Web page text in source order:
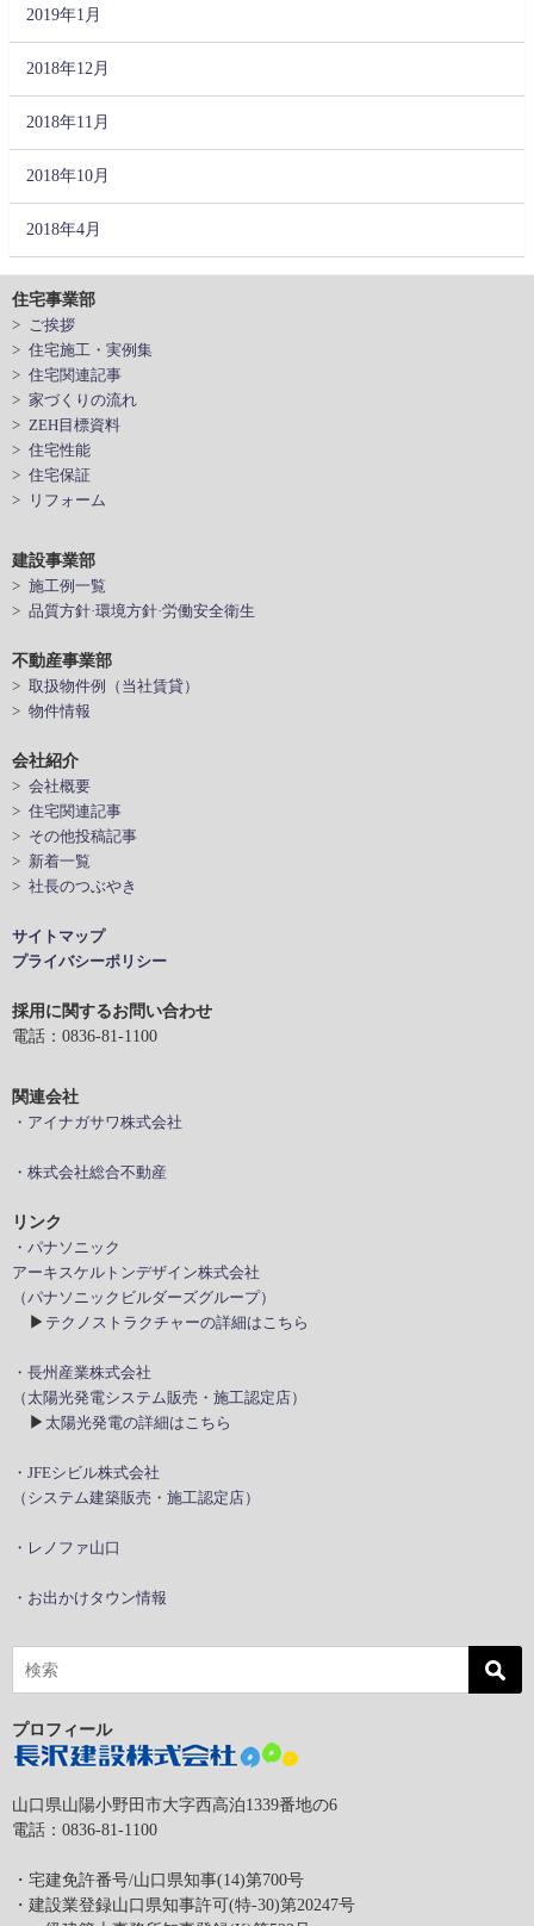
2019年1月
2018年12月
2018年11月
2018年10月
2018年4月
住宅事業部
> ご挨拶
> 住宅施工・実例集
> 住宅関連記事
> 家づくりの流れ
> ZEH目標資料
> 住宅性能
> 住宅保証
> リフォーム
建設事業部
> 施工例一覧
> 品質方針·環境方針·労働安全衛生
不動産事業部
> 取扱物件例（当社賃貸）
> 物件情報
会社紹介
> 会社概要
> 住宅関連記事
> その他投稿記事
> 新着一覧
> 社長のつぶやき
サイトマップ
プライバシーポリシー
採用に関するお問い合わせ
電話：0836-81-1100
関連会社
・アイナガサワ株式会社
・株式会社総合不動産
リンク
・パナソニック
アーキスケルトンデザイン株式会社
（パナソニックビルダーズグループ）
▶ テクノストラクチャーの詳細はこちら
・長州産業株式会社
（太陽光発電システム販売・施工認定店）
▶ 太陽光発電の詳細はこちら
・JFEシビル株式会社
（システム建築販売・施工認定店）
・レノファ山口
・お出かけタウン情報
プロフィール
山口県山陽小野田市大字西高泊1339番地の6
電話：0836-81-1100
・宅建免許番号/山口県知事(14)第700号
・建設業登録山口県知事許可(特-30)第20247号